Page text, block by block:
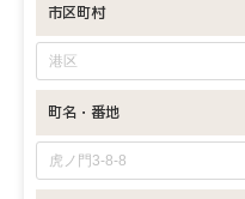
市区町村
町名・番地